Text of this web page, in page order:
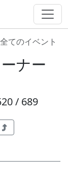
全てのイベント
ナー
/ 689